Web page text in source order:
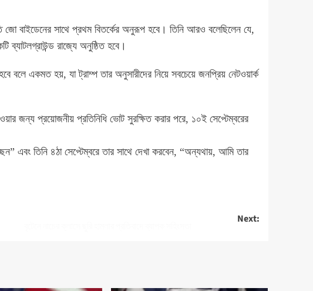
জো বাইডেনের সাথে প্রথম বিতর্কের অনুরূপ হবে। তিনি আরও বলেছিলেন যে,
ব্যাটলগ্রাউন্ড রাজ্যে অনুষ্ঠিত হবে।
বলে একমত হয়, যা ট্রাম্প তার অনুসারীদের নিয়ে সবচেয়ে জনপ্রিয় নেটওয়ার্ক
জন্য প্রয়োজনীয় প্রতিনিধি ভোট সুরক্ষিত করার পরে, ১০ই সেপ্টেম্বরের
এবং তিনি ৪ঠা সেপ্টেম্বরে তার সাথে দেখা করবেন, “অন্যথায়, আমি তার
Next: